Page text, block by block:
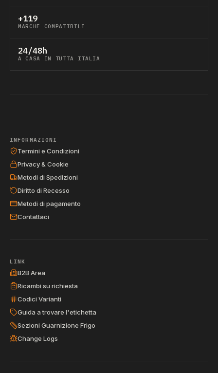
+119
MARCHE COMPATIBILI
24/48h
A CASA IN TUTTA ITALIA
INFORMAZIONI
Termini e Condizioni
Privacy & Cookie
Metodi di Spedizioni
Diritto di Recesso
Metodi di pagamento
Contattaci
LINK
B2B Area
Ricambi su richiesta
Codici Varianti
Guida a trovare l'etichetta
Sezioni Guarnizione Frigo
Change Logs